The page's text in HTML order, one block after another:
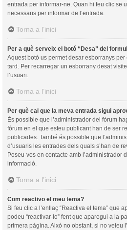
entrada per informar-ne. Quan hi feu clic se
necessaris per informar de l’entrada.
Torna a l’inici
Per a què serveix el botó “Desa” del
Aquest botó us permet desar esborranys per
tard. Per recarregar un esborrany desat
l’usuari.
Torna a l’inici
Per què cal que la meva entrada sigui
És possible que l’administrador del fòrum
fòrum en el que esteu publicant han de ser
publicades. També és possible que
d’usuaris les entrades dels quals s’han de
Poseu-vos en contacte amb l’administrador
informació.
Torna a l’inici
Com reactivo el meu tema?
Si feu clic a l’enllaç “Reactiva el tema” que
podeu “reactivar-lo” fent que aparegui a la
primera pàgina. Això no obstant, si no veieu